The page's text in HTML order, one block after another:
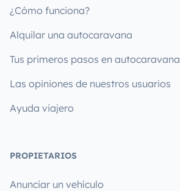
¿Cómo funciona?
Alquilar una autocaravana
Tus primeros pasos en autocaravana
Las opiniones de nuestros usuarios
Ayuda viajero
PROPIETARIOS
Anunciar un vehículo